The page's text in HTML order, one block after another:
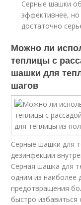
Серные шашки
эффективнее, но
достаточно
Можно ли
теплицы с
шашки для
шагов
Серные шашки для
дезинфекции
Серная шашка для
одним из наиболее
предотвращения
быстро избавиться